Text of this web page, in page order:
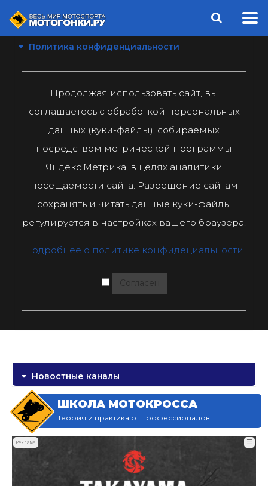
Политика конфиденциальности
Продолжая использовать сайт, вы
соглашаетесь с обработкой персональных
данных (куки-файлы), собираемых
посредством метрической программы
Яндекс.Метрика, в целях аналитики
посещаемости сайта. Разрешение сайтам
сохранять и читать данные куки-файлы
регулируется в настройках вашего браузера.
Подробнее о политике конфидециальности
Согласен
Новостные каналы
ШКОЛА МОТОКРОССА
Теория и практика от профессионалов
Реклама ☰